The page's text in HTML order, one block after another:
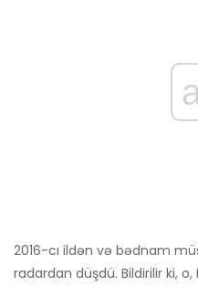
2016-cı ildən və bədnam
radardan düşdü. Bildirilir ki,